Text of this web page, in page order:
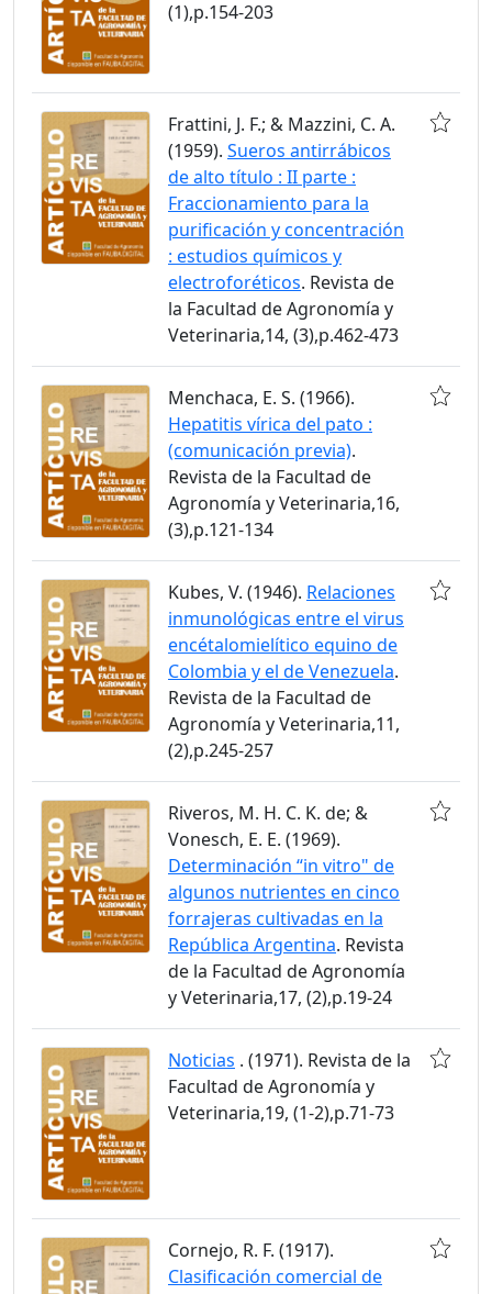
(1),p.154-203
Frattini, J. F.; & Mazzini, C. A.
(1959). Sueros antirrábicos
de alto título : II parte :
Fraccionamiento para la
purificación y concentración
: estudios químicos y
electroforéticos. Revista de
la Facultad de Agronomía y
Veterinaria,14, (3),p.462-473
Menchaca, E. S. (1966).
Hepatitis vírica del pato :
(comunicación previa).
Revista de la Facultad de
Agronomía y Veterinaria,16,
(3),p.121-134
Kubes, V. (1946). Relaciones
inmunológicas entre el virus
encétalomielítico equino de
Colombia y el de Venezuela.
Revista de la Facultad de
Agronomía y Veterinaria,11,
(2),p.245-257
Riveros, M. H. C. K. de; &
Vonesch, E. E. (1969).
Determinación “in vitro" de
algunos nutrientes en cinco
forrajeras cultivadas en la
República Argentina. Revista
de la Facultad de Agronomía
y Veterinaria,17, (2),p.19-24
Noticias . (1971). Revista de la
Facultad de Agronomía y
Veterinaria,19, (1-2),p.71-73
Cornejo, R. F. (1917).
Clasificación comercial de